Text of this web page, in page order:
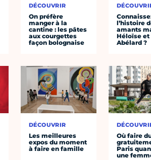
DÉCOUVRIR
On préfère
manger à la
cantine : les pâtes
aux courgettes
façon bolognaise
DÉCOUVRIR
Les meilleures
expos du moment
à faire en famille
l’histoire
amants
Héloïse et
Abélard ?
Où faire
Paris
une